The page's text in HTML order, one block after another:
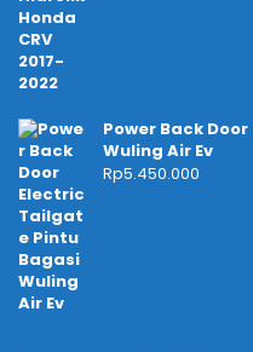
Power Back
Wuling Air Ev
Rp5.450.000